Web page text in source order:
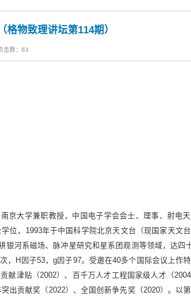
物致理讲坛第114期）
击数：63
京大学兼职教授，中国电子学会会士、理事、射电
位，1993年于中国科学院北京天文台（现国家天文
河系磁场、脉冲星研究和星系团观测等领域，达四
，H因子53，g因子97。受邀在40多个国际会议上作
献津贴（2002）、百千万人才工程国家级人才（
出贡献奖（2022）、全国创新争先奖（2020）。以